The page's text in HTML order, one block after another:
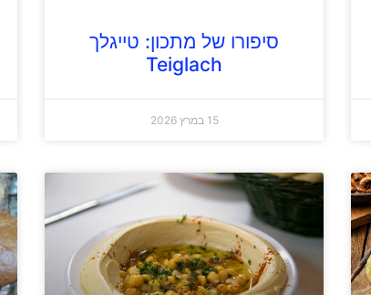
סיפורו של מתכון: טייגלך
Teiglach
15 במרץ 2026